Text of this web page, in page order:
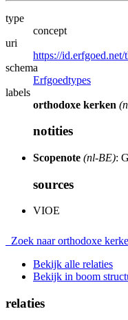
type
concept
uri
https://id.erfgoed.net/
schema
Erfgoedtypes
labels
orthodoxe kerken
notities
Scopenote (nl-BE):
sources
VIOE
Zoek naar orthodoxe
Bekijk alle relaties
Bekijk in boom
relaties